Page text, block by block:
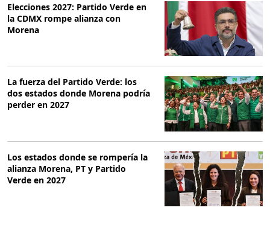
Elecciones 2027: Partido Verde en
la CDMX rompe alianza con
Morena
La fuerza del Partido Verde: los
dos estados donde Morena podría
perder en 2027
Los estados donde se rompería la
alianza Morena, PT y Partido
Verde en 2027